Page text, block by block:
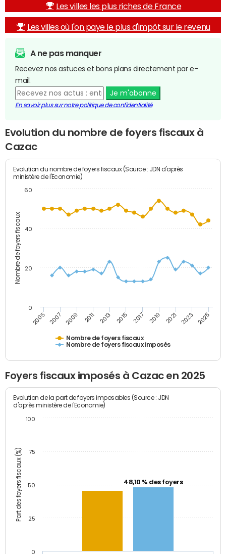
Les villes les plus riches de France
Les villes où l'on paye le plus d'impôt sur le revenu
A ne pas manquer
Recevez nos astuces et bons plans directement par e-
mail.
Je m'abonne
En savoir plus sur notre politique de confidentialité
Evolution du nombre de foyers fiscaux à
Cazac
Nombre de foyers fiscaux
Evolution du nombre de foyers fiscaux (Source : JDN d'après
ministère de l'Economie)
Nombre de foyers fiscaux
Nombre de foyers fiscaux imposés
2005 2007 2009 2011 2013 2015 2017 2019 2021 2023 2025
0
20
40
60
Foyers fiscaux imposés à Cazac en 2025
Part des foyers fiscaux (%)
Evolution de la part de foyers imposables (Source : JDN
d'après ministère de l'Economie)
48,10 % des foyers
0
25
50
75
100